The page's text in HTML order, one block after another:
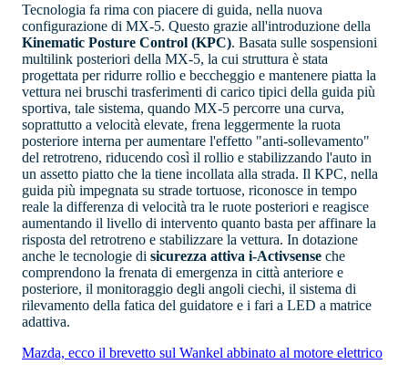
Tecnologia fa rima con piacere di guida, nella nuova
configurazione di MX-5. Questo grazie all'introduzione della
Kinematic Posture Control (KPC). Basata sulle sospensioni
multilink posteriori della MX-5, la cui struttura è stata
progettata per ridurre rollio e beccheggio e mantenere piatta la
vettura nei bruschi trasferimenti di carico tipici della guida più
sportiva, tale sistema, quando MX-5 percorre una curva,
soprattutto a velocità elevate, frena leggermente la ruota
posteriore interna per aumentare l'effetto "anti-sollevamento"
del retrotreno, riducendo così il rollio e stabilizzando l'auto in
un assetto piatto che la tiene incollata alla strada. Il KPC, nella
guida più impegnata su strade tortuose, riconosce in tempo
reale la differenza di velocità tra le ruote posteriori e reagisce
aumentando il livello di intervento quanto basta per affinare la
risposta del retrotreno e stabilizzare la vettura. In dotazione
anche le tecnologie di sicurezza attiva i-Activsense che
comprendono la frenata di emergenza in città anteriore e
posteriore, il monitoraggio degli angoli ciechi, il sistema di
rilevamento della fatica del guidatore e i fari a LED a matrice
adattiva.
Mazda, ecco il brevetto sul Wankel abbinato al motore elettrico